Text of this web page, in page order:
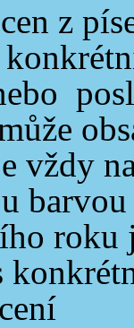
z
vždy
roku